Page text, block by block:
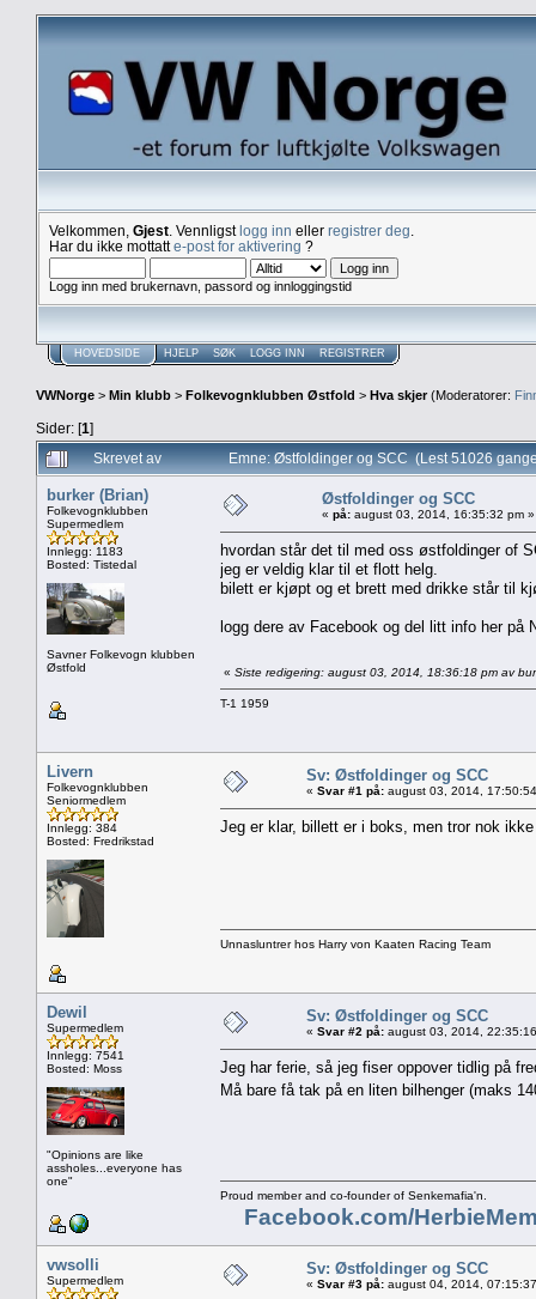
Velkommen, Gjest . Vennligstlogg inn eller registrer deg
Har du ikke mottatte-post for aktivering ?
Logg inn med brukernavn, passord og innloggingstid
HOVEDSIDE HJELP SØK LOGG INN REGISTRER
VWNorge > Min klubb > Folkevognklubben Østfold > Hva skjer(Moderatorer:
Sider: [1]
Skrevet av
Emne: Østfoldinger og SCC (Lest 51026
burker (Brian)
Folkevognklubben
Supermedlem
Innlegg: 1183
Bosted: Tistedal
Savner Folkevogn klubben
Østfold
Østfoldinger og SCC
« på: august 03, 2014, 16:35:32 pm »
hvordan står det til med oss østfoldinger of
jeg er veldig klar til et flott helg.
bilett er kjøpt og et brett med drikke står til
logg dere av Facebook og del litt info her på
« Siste redigering: august 03, 2014, 18:36:18 pm av
T-1 1959
Livern
Folkevognklubben
Seniormedlem
Innlegg: 384
Bosted: Fredrikstad
Sv: Østfoldinger og SCC
« Svar #1 på: august 03, 2014,
Jeg er klar, billett er i boks, men tror nok
Unnasluntrer hos Harry von Kaaten Racing Team
Dewil
Supermedlem
Innlegg: 7541
Bosted: Moss
"Opinions are like
assholes...everyone has
one"
Sv: Østfoldinger og SCC
« Svar #2 på: august 03, 2014,
Jeg har ferie, så jeg fiser oppover tidlig på
Må bare få tak på en liten bilhenger (maks
Proud member and co-founder of Senkemafia'n.
Facebook.com/
vwsolli
Supermedlem
Sv: Østfoldinger og SCC
« Svar #3 på: august 04, 2014,